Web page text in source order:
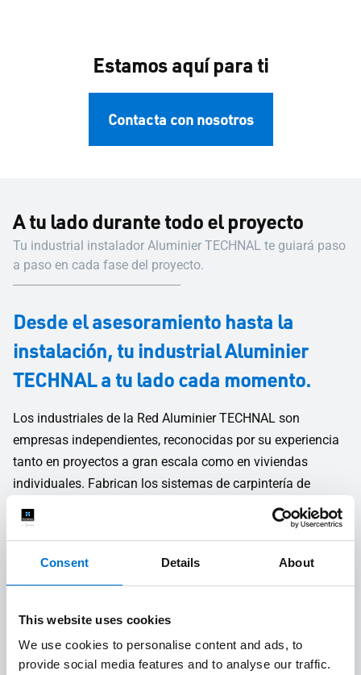
Consent Details About
This website uses cookies
We use cookies to personalise content and ads, to
provide social media features and to analyse our traffic.
Estamos aquí para ti
Contacta con nosotros
A tu lado durante todo el proyecto
Tu industrial instalador Aluminier TECHNAL te guiará paso
a paso en cada fase del proyecto.
Desde el asesoramiento hasta la
instalación, tu industrial Aluminier
TECHNAL a tu lado cada momento.
Los industriales de la Red Aluminier TECHNAL son
empresas independientes, reconocidas por su experiencia
tanto en proyectos a gran escala como en viviendas
individuales. Fabrican los sistemas de carpintería de
aluminio a medida en sus propios talleres y los instalan
ellos mismos con sus propios equipos. Su personal
las fases del proyecto, desde el diseño hasta la instalación
1 Estudio técnico y de costes